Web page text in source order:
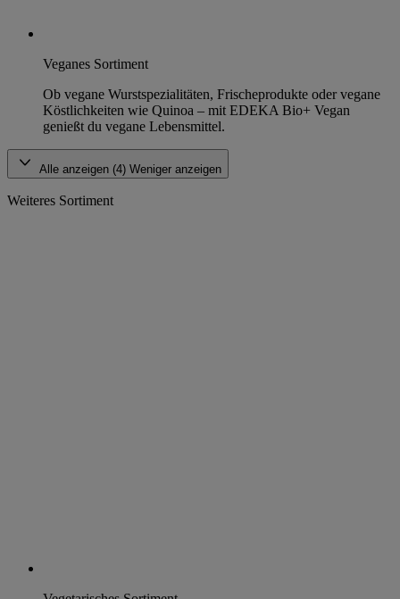
Veganes Sortiment
Ob vegane Wurstspezialitäten, Frischeprodukte oder vegane
Köstlichkeiten wie Quinoa – mit EDEKA Bio+ Vegan
genießt du vegane Lebensmittel.
Alle anzeigen (4) Weniger anzeigen
Weiteres Sortiment